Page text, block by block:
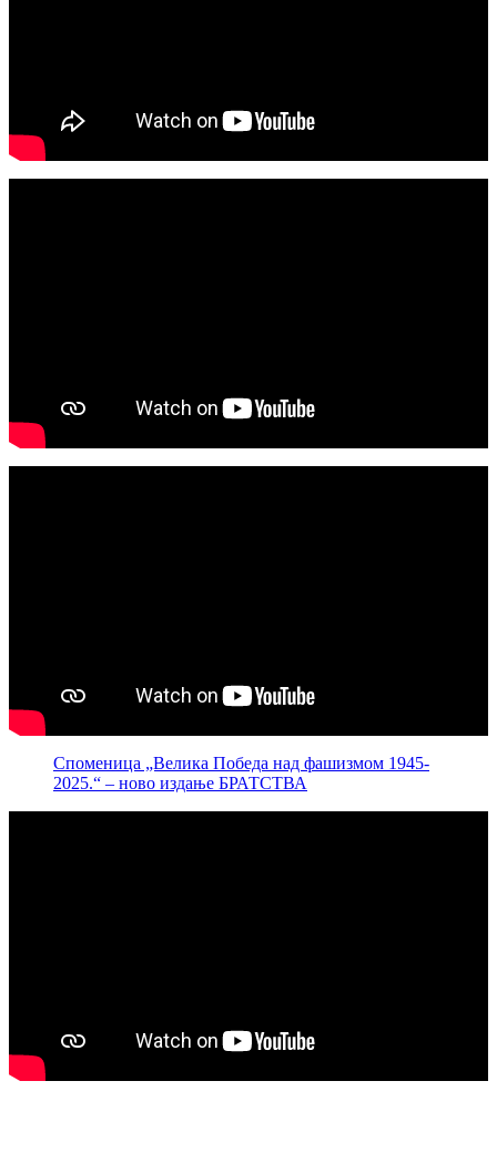
Споменица „Велика Победа над фашизмом 1945-
2025.“ – ново издање БРАТСТВА